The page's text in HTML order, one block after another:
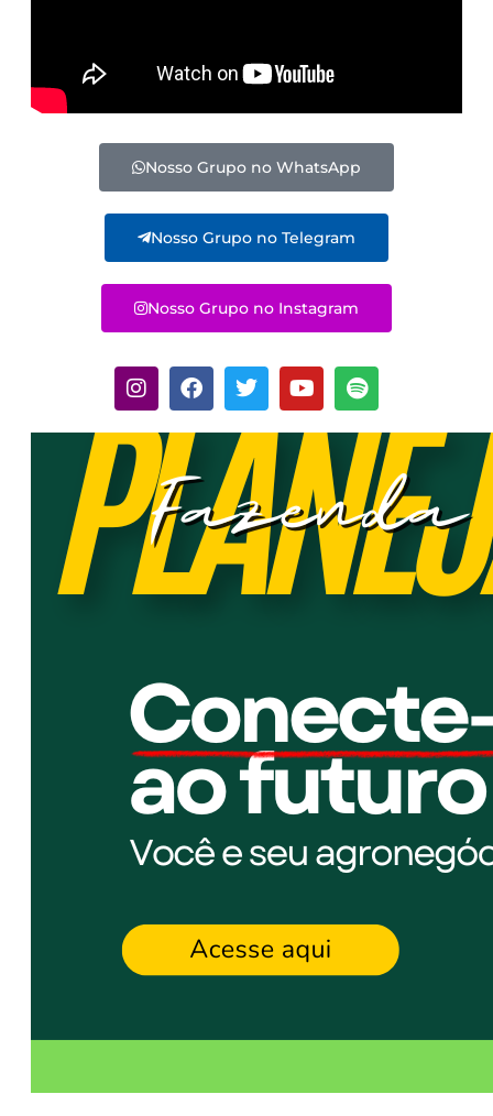
Nosso Grupo no WhatsApp
Nosso Grupo no Telegram
Nosso Grupo no Instagram